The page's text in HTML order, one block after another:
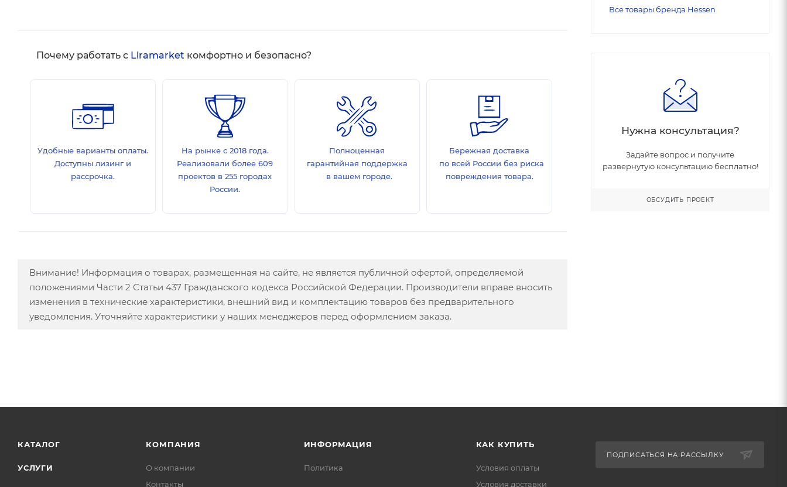
Почему работать с Liramarket комфортно и безопасно?
Удобные варианты оплаты.
Доступны лизинг и
рассрочка.
На рынке с 2018 года.
Реализовали более 609
проектов в 255 городах
России.
Полноценная
гарантийная поддержка
в вашем городе.
Бережная доставка
по всей России без риска
повреждения товара.
Внимание! Информация о товарах, размещенная на сайте, не является публичной офертой, определяемой
положениями Части 2 Статьи 437 Гражданского кодекса Российской Федерации. Производители вправе вносить
изменения в технические характеристики, внешний вид и комплектацию товаров без предварительного
уведомления. Уточняйте характеристики у наших менеджеров перед оформлением заказа.
Все товары бренда Hessen
Нужна консультация?
Задайте вопрос и получите
развернутую консультацию бесплатно!
ОБСУДИТЬ ПРОЕКТ
КАТАЛОГ
УСЛУГИ
КОМПАНИЯ
О компании
Контакты
ИНФОРМАЦИЯ
Политика
КАК КУПИТЬ
Условия оплаты
Условия доставки
ПОДПИСАТЬСЯ НА РАССЫЛКУ